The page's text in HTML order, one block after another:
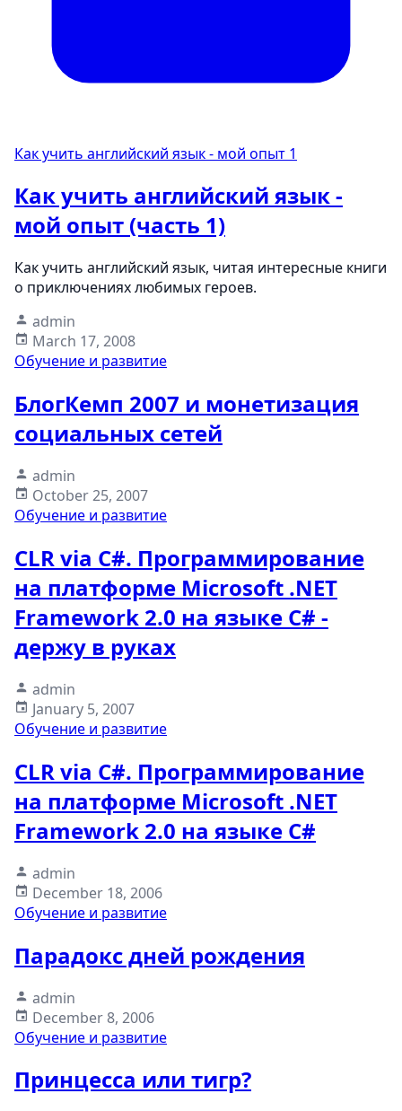
Как учить английский язык - мой опыт 1
Как учить английский язык -
мой опыт (часть 1)
Как учить английский язык, читая интересные книги
о приключениях любимых героев.
admin
March 17, 2008
Обучение и развитие
БлогКемп 2007 и монетизация
социальных сетей
admin
October 25, 2007
Обучение и развитие
CLR via C#. Программирование
на платформе Microsoft .NET
Framework 2.0 на языке C# -
держу в руках
admin
January 5, 2007
Обучение и развитие
CLR via C#. Программирование
на платформе Microsoft .NET
Framework 2.0 на языке C#
admin
December 18, 2006
Обучение и развитие
Парадокс дней рождения
admin
December 8, 2006
Обучение и развитие
Принцесса или тигр?